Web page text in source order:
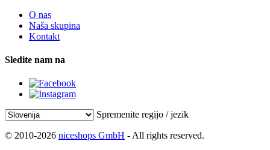
O nas
Naša skupina
Kontakt
Sledite nam na
Spremenite regijo / jezik
© 2010-2026 niceshops GmbH - All rights reserved.